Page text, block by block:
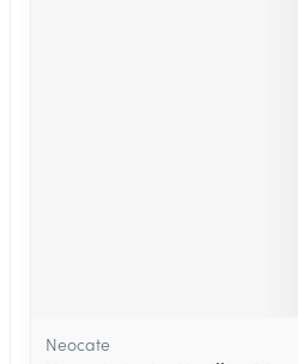
Neocate